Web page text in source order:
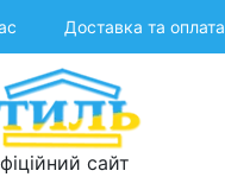
Доставка та оплата
сайт